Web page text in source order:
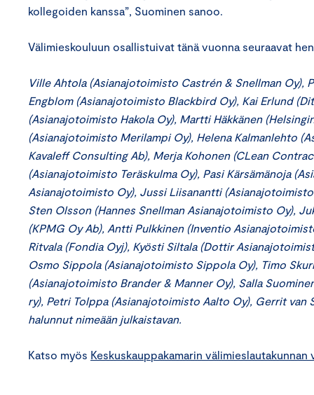
kollegoiden kanssa”, Suominen sanoo.
Välimieskouluun osallistuivat tänä vuonna seuraavat
Ville Ahtola (Asianajotoimisto Castrén & Snellman Oy),
Engblom (Asianajotoimisto Blackbird Oy), Kai Erlund
(Asianajotoimisto Hakola Oy), Martti Häkkänen
(Asianajotoimisto Merilampi Oy), Helena Kalmanlehto
Kavaleff Consulting Ab), Merja Kohonen (CLean
(Asianajotoimisto Teräskulma Oy), Pasi Kärsämänoja
Asianajotoimisto Oy), Jussi Liisanantti
Sten Olsson (Hannes Snellman Asianajotoimisto Oy),
(KPMG Oy Ab), Antti Pulkkinen (Inventio
Ritvala (Fondia Oyj), Kyösti Siltala (Dottir
Osmo Sippola (Asianajotoimisto Sippola Oy), Timo
(Asianajotoimisto Brander & Manner Oy), Salla
ry), Petri Tolppa (Asianajotoimisto Aalto Oy), Gerrit
halunnut nimeään julkaistavan.
Katso myös Keskuskauppakamarin välimieslautakunnan